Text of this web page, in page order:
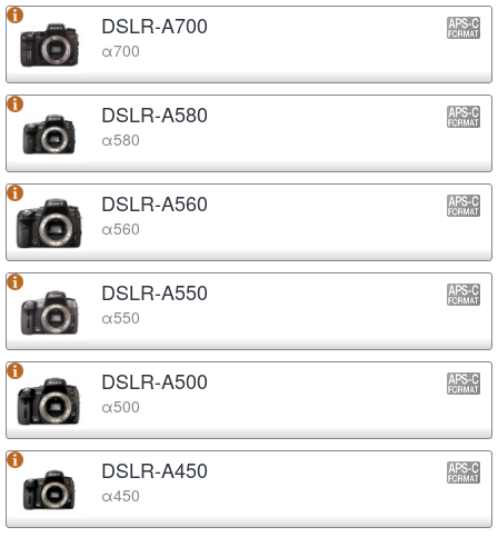
DSLR-A700
α700
DSLR-A580
α580
DSLR-A560
α560
DSLR-A550
α550
DSLR-A500
α500
DSLR-A450
α450